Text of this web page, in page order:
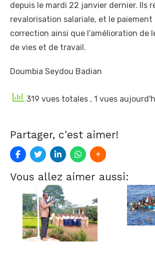
depuis le mardi 22 janvier dernier. Ils
revalorisation salariale, et le paiement
correction ainsi que l’amélioration de
de vies et de travail.
Doumbia Seydou Badian
319 vues totales , 1 vues
Partager, c'est aimer!
Vous allez aimer aussi: